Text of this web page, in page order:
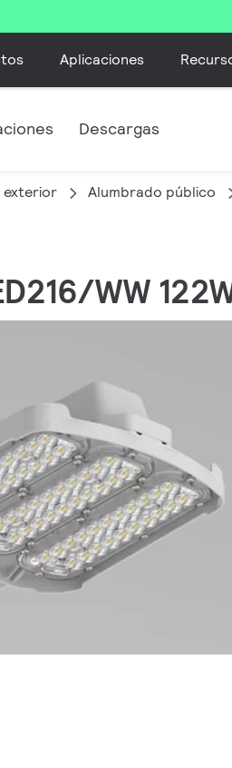
Aplicaciones
Descargas
exterior Alumbrado público
WW